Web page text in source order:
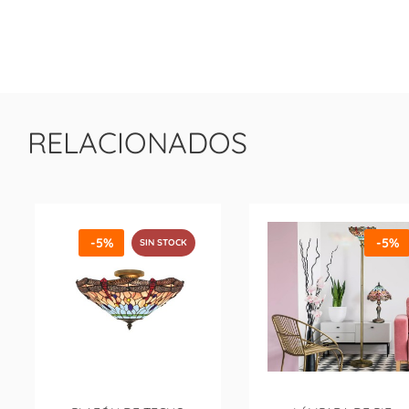
RELACIONADOS
-5% SIN STOCK -5%